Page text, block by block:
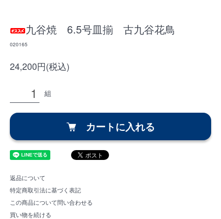
九谷焼 6.5号皿揃 古九谷花鳥
020165
24,200円(税込)
組
カートに入れる
返品について
特定商取引法に基づく表記
この商品について問い合わせる
買い物を続ける